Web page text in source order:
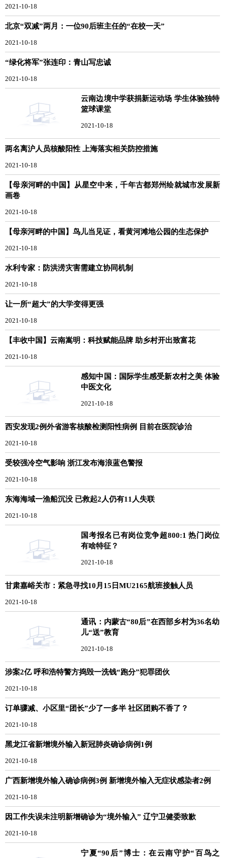
2021-10-18
北京“双减”两月：一位90后班主任的“在校一天”
2021-10-18
“绿化将军”张连印：青山写忠诚
2021-10-18
云南边境中学获捐新运动场 学生体验独特
篮球课堂
2021-10-18
两名离沪人员核酸阳性 上海落实相关防控措施
2021-10-18
【母亲河畔的中国】从星空中来，千年古都郑州绘就城市发展新
画卷
2021-10-18
【母亲河畔的中国】鸟儿当见证，看黄河滩地公园的生态保护
2021-10-18
水利专家：防洪涝灾害需建立协同机制
2021-10-18
让一所“超大”的大学变得更强
2021-10-18
【丰收中国】云南嵩明：科技赋能品牌 助乡村开出致富花
2021-10-18
感知中国：国际学生感受新农村之美 体验
中医文化
2021-10-18
西安发现2例外省游客核酸检测阳性病例 目前在医院诊治
2021-10-18
受较强冷空气影响 浙江发布海浪蓝色警报
2021-10-18
东海海域一渔船沉没 已救起2人仍有11人失联
2021-10-18
国考报名已有岗位竞争超800:1 热门岗位
有啥特征？
2021-10-18
甘肃嘉峪关市：紧急寻找10月15日MU2165航班接触人员
2021-10-18
通讯：内蒙古“80后”在西部乡村为36名幼
儿“送”教育
2021-10-18
涉案2亿 呼和浩特警方捣毁一洗钱“跑分”犯罪团伙
2021-10-18
订单骤减、小区里“团长”少了一多半 社区团购不香了？
2021-10-18
黑龙江省新增境外输入新冠肺炎确诊病例1例
2021-10-18
广西新增境外输入确诊病例3例 新增境外输入无症状感染者2例
2021-10-18
因工作失误未注明新增确诊为“境外输入” 辽宁卫健委致歉
2021-10-18
宁夏“90后”博士：在云南守护“百鸟之